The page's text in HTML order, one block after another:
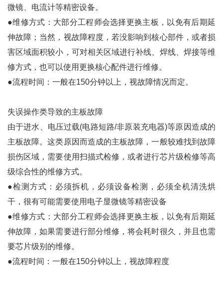
微镜、电流计等精密设备。
●维修方式：大部分工程师会选择更换主板，以免有后期延
伸故障；当然，视故障程度，若没影响到核心部件，或者损
害区域面积较小，可对相关区域进行补线、焊线、焊接等维
修方式，也可以使用更换核心配件进行维修。
●流程时间：一般在150分钟以上，视故障情况而定。
失误操作类导致的主板故障
由于进水、电压过载(电路短路/非原装充电器)等原因造成的
主板故障。这类原因而造成的主板故障，一般较难找到故障
损伤区域，需要使用扫描式检修，或者进行芯片级检修等高
级综合性的维修方式。
●检测方式：必须拆机，必须设备检测，必须全机清洗烘
干，很有可能需要使用电子显微镜等精密设备
●维修方式：大部分工程师会选择更换主板，以免有后期延
伸故障，如果需要进行部分维修，将会耗时很久，并且也需
要芯片级别的维修。
●流程时间：一般在150分钟以上，视故障程度